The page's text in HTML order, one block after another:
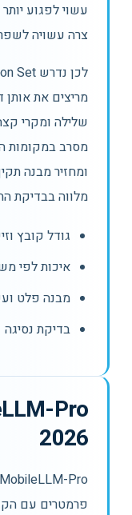
עשוי לפגוע
צרה עשויה
מריצים את אותן
שלילה ומקרי
מסרב במקומות
ומחזיר מבנה
מלווה בבדיקת
גודל קובץ
איכות לפי
מבנה פלט
בדיקת נסיגה
2026
פרמטרים עם